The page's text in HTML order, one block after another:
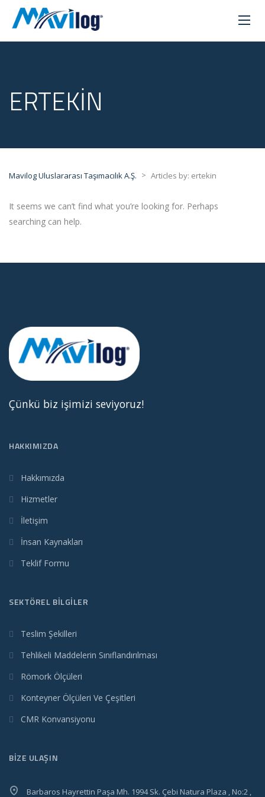
ERTEKIN
Mavilog Uluslararası Taşımacılık A.Ş. > Articles by: ertekin
It seems we can’t find what you’re looking for. Perhaps
searching can help.
Çünkü biz işimizi seviyoruz!
HAKKIMIZDA
Hakkımızda
Hizmetler
İletişim
İnsan Kaynakları
Teklif Formu
SEKTÖREL BİLGİLER
Teslim Şekilleri
Tehlikeli Maddelerin Sınıflandırılması
Römork Ölçüleri
Konteyner Ölçüleri Ve Çeşitleri
CMR Konvansiyonu
BİZE ULAŞIN
Barbaros Hayrettin Paşa Mh. 1994 Sk. Çebi Natura Plaza , No:2 ,